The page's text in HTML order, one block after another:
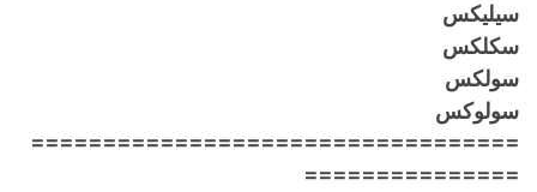
سيليكس
سكلكس
سولكس
سولوكس
==================================
===============